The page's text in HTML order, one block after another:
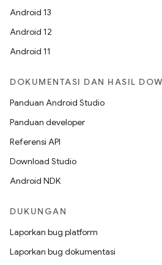
Android 13
Android 12
Android 11
DOKUMENTASI DAN HASIL
Panduan Android Studio
Panduan developer
Referensi API
Download Studio
Android NDK
DUKUNGAN
Laporkan bug platform
Laporkan bug dokumentasi